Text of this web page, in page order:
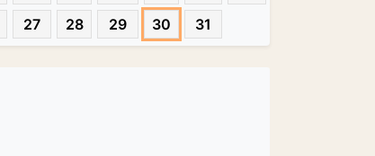
27 28 29 30 31